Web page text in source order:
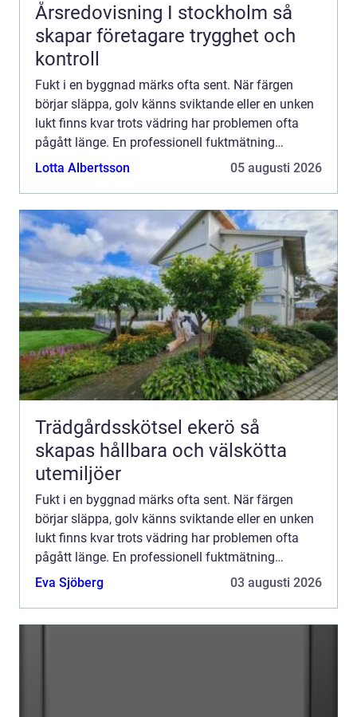
Årsredovisning I stockholm så
skapar företagare trygghet och
kontroll
Fukt i en byggnad märks ofta sent. När färgen
börjar släppa, golv känns sviktande eller en unken
lukt finns kvar trots vädring har problemen ofta
pågått länge. En professionell fuktmätning
stockholm ger en tydlig bild av läget i huset innan
Lotta Albertsson 05 augusti 2026
Trädgårdsskötsel ekerö så
skapas hållbara och välskötta
utemiljöer
Fukt i en byggnad märks ofta sent. När färgen
börjar släppa, golv känns sviktande eller en unken
lukt finns kvar trots vädring har problemen ofta
pågått länge. En professionell fuktmätning
stockholm ger en tydlig bild av läget i huset innan
Eva Sjöberg 03 augusti 2026